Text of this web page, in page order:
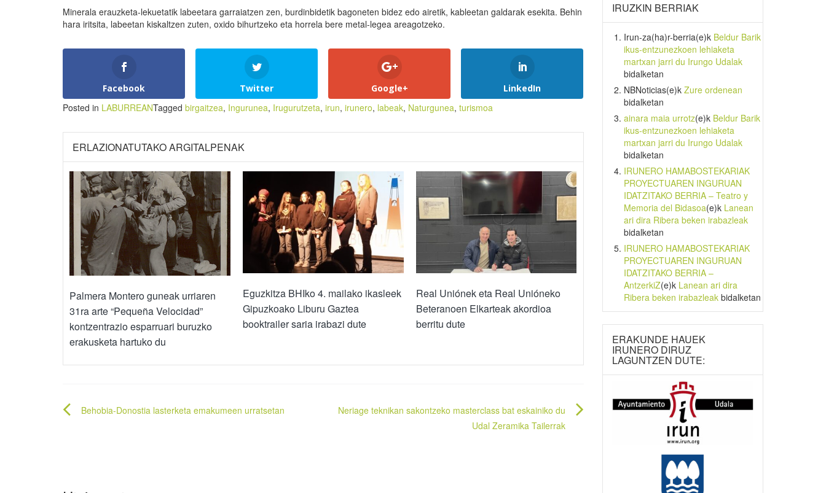
Minerala erauzketa-lekuetatik labeetara garraiatzen zen, burdinbidetik bagoneten bidez edo airetik, kableetan galdarak esekita. Behin
hara iritsita, labeetan kiskaltzen zuten, oxido bihurtzeko eta horrela bere metal-legea areagotzeko.
Facebook Twitter Google+ LinkedIn
Posted in LABURREANTagged birgaitzea, Ingurunea, Irugurutzeta, irun, irunero, labeak, Naturgunea, turismoa
ERLAZIONATUTAKO ARGITALPENAK
Palmera Montero guneak urriaren
31ra arte “Pequeña Velocidad”
kontzentrazio esparruari buruzko
erakusketa hartuko du
Eguzkitza BHIko 4. mailako ikasleek
Gipuzkoako Liburu Gaztea
booktrailer saria irabazi dute
Real Uniónek eta Real Unióneko
Beteranoen Elkarteak akordioa
berritu dute
Bidalketetan
Behobia-Donostia lasterketa emakumeen urratsetan
Neriage teknikan sakontzeko masterclass bat eskainiko du
Udal Zeramika Tailerrak
IRUZKIN BERRIAK
Irun-za(ha)r-berria(e)k Beldur Barik
ikus-entzunezkoen lehiaketa
martxan jarri du Irungo Udalak
bidalketan
NBNoticias(e)k Zure ordenean
bidalketan
ainara maia urrotz(e)k Beldur Barik
ikus-entzunezkoen lehiaketa
martxan jarri du Irungo Udalak
bidalketan
IRUNERO HAMABOSTEKARIAK
PROYECTUAREN INGURUAN
IDATZITAKO BERRIA – Teatro y
Memoria del Bidasoa(e)k Lanean
ari dira Ribera beken irabazleak
bidalketan
IRUNERO HAMABOSTEKARIAK
PROYECTUAREN INGURUAN
IDATZITAKO BERRIA –
AntzerkiZ(e)k Lanean ari dira
Ribera beken irabazleakbidalketan
ERAKUNDE HAUEK
IRUNERO DIRUZ
LAGUNTZEN DUTE: